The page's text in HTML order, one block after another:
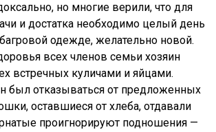
но многие верили, что для
и достатка необходимо целый день
одежде, желательно новой.
всех членов семьи хозяин
встречных куличами и яйцами.
был отказываться от предложенных
оставшиеся от хлеба, отдавали
проигнорируют подношения —